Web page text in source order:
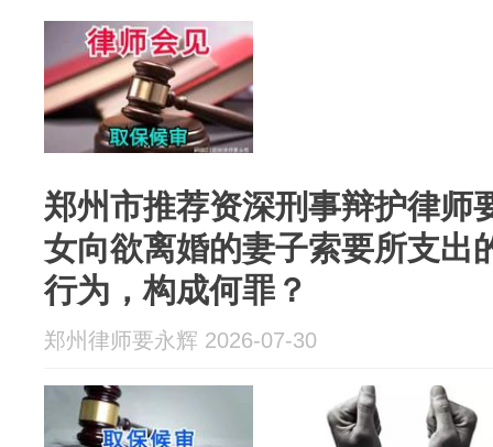
郑州市推荐资深刑事辩护律师
女向欲离婚的妻子索要所支出
行为，构成何罪？
郑州律师要永辉 2026-07-30